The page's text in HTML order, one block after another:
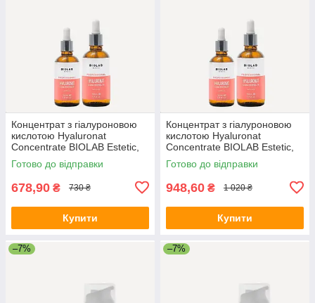
Концентрат з гіалуроновою
кислотою Hyaluronat
Concentrate BIOLAB Estetic,
30 мл
Готово до відправки
678,90 ₴ 730 ₴
Купити
Концентрат з гіалуроновою
кислотою Hyaluronat
Concentrate BIOLAB Estetic,
50 мл
Готово до відправки
948,60 ₴ 1 020 ₴
Купити
–7% –7%